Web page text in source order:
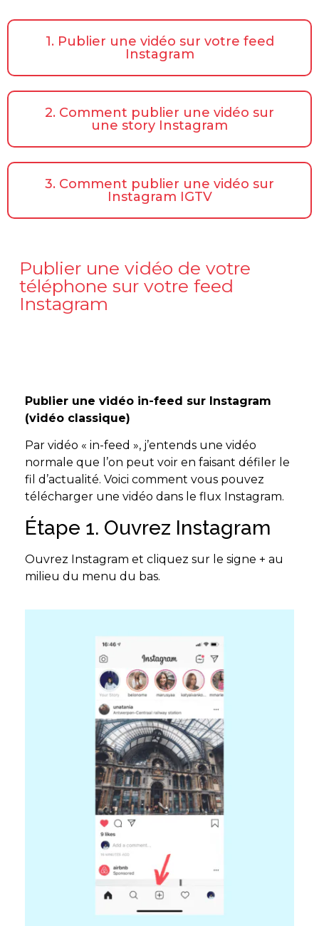
1. Publier une vidéo sur votre feed
Instagram
2. Comment publier une vidéo sur
une story Instagram
3. Comment publier une vidéo sur
Instagram IGTV
Publier une vidéo de votre
téléphone sur votre feed
Instagram
Publier une vidéo in-feed sur Instagram
(vidéo classique)
Par vidéo « in-feed », j’entends une vidéo
normale que l’on peut voir en faisant défiler le
fil d’actualité. Voici comment vous pouvez
télécharger une vidéo dans le flux Instagram.
Étape 1. Ouvrez Instagram
Ouvrez Instagram et cliquez sur le signe + au
milieu du menu du bas.